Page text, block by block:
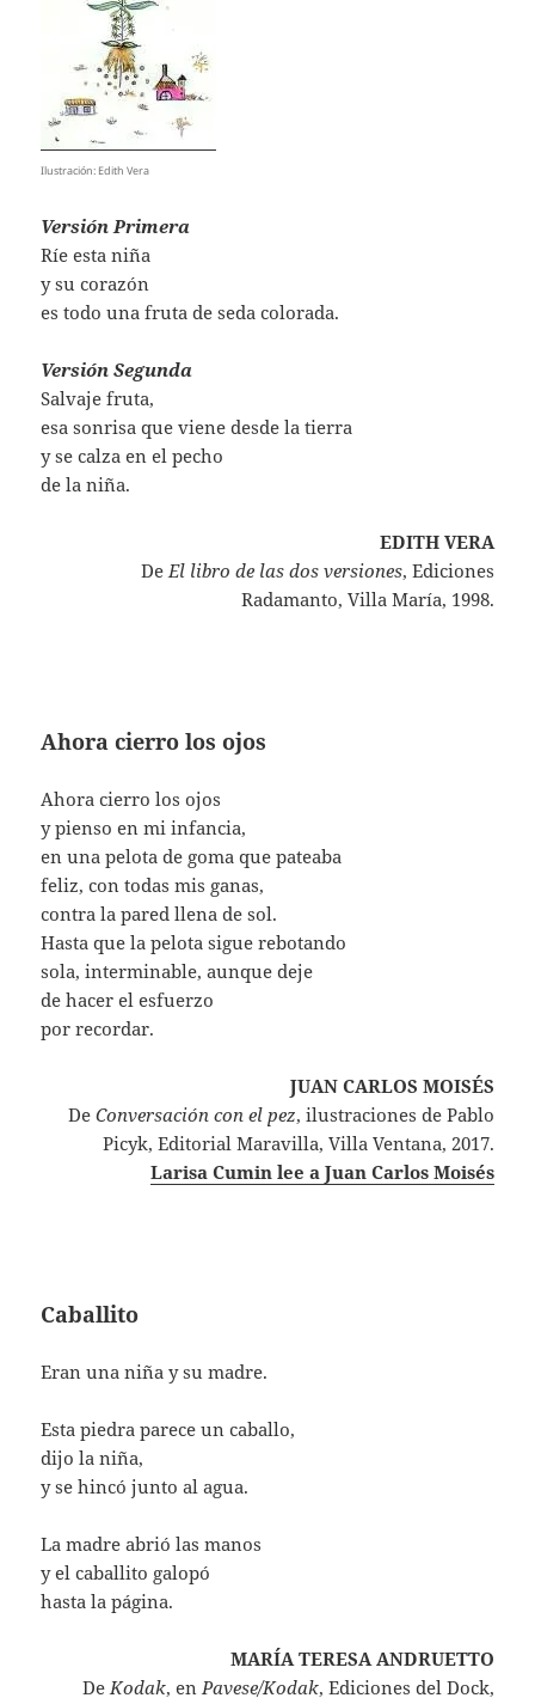
Ilustración: Edith Vera
Versión Primera
Ríe esta niña
y su corazón
es todo una fruta de seda colorada.
Versión Segunda
Salvaje fruta,
esa sonrisa que viene desde la tierra
y se calza en el pecho
de la niña.
EDITH VERA
DeEl libro de las dos versiones, Ediciones
Radamanto, Villa María, 1998.
Ahora cierro los ojos
Ahora cierro los ojos
y pienso en mi infancia,
en una pelota de goma que pateaba
feliz, con todas mis ganas,
contra la pared llena de sol.
Hasta que la pelota sigue rebotando
sola, interminable, aunque deje
de hacer el esfuerzo
por recordar.
JUAN CARLOS MOISÉS
De Conversación con el pez, ilustraciones de Pablo
Picyk, Editorial Maravilla, Villa Ventana, 2017.
Larisa Cumin lee a Juan Carlos Moisés
Caballito
Eran una niña y su madre.
Esta piedra parece un caballo,
dijo la niña,
y se hincó junto al agua.
La madre abrió las manos
y el caballito galopó
hasta la página.
MARÍA TERESA ANDRUETTO
DeKodak, enPavese/Kodak, Ediciones del Dock,